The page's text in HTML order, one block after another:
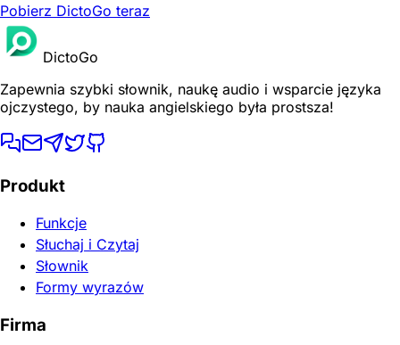
Pobierz DictoGo teraz
DictoGo
Zapewnia szybki słownik, naukę audio i wsparcie języka
ojczystego, by nauka angielskiego była prostsza!
Produkt
Funkcje
Słuchaj i Czytaj
Słownik
Formy wyrazów
Firma